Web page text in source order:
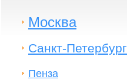
Москва
Санкт-Петербург
Пенза